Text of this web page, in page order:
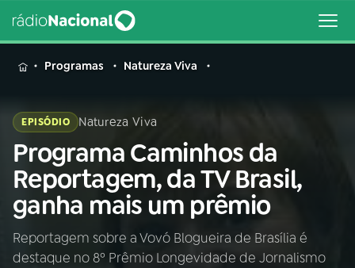
MENU
Buscar
na
Rádio
Nacional
Buscar
AO VIVO
Programas Natureza Viva
EPISÓDIO Natureza Viva
Programa Caminhos da
Reportagem, da TV Brasil,
ganha mais um prêmio
Reportagem sobre a Vovó Blogueira de Brasília é
destaque no 8º Prêmio Longevidade de Jornalismo